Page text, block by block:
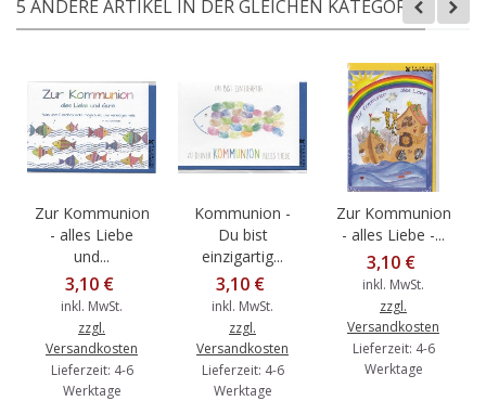
5 ANDERE ARTIKEL IN DER GLEICHEN KATEGORIE:
Zur Kommunion
- alles Liebe
und...
3,10 €
inkl. MwSt.
zzgl.
Versandkosten
Lieferzeit: 4-6
Werktage
Kommunion -
Du bist
einzigartig...
3,10 €
inkl. MwSt.
zzgl.
Versandkosten
Lieferzeit: 4-6
Werktage
Zur Kommunion
- alles Liebe -...
3,10 €
inkl. MwSt.
zzgl.
Versandkosten
Lieferzeit: 4-6
Werktage